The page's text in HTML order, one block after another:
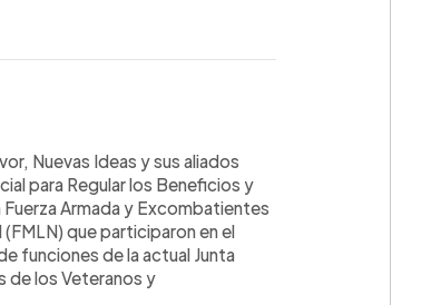
Nuevas Ideas y sus aliados
para Regular los Beneficios y
Armada y Excombatientes
que participaron en el
funciones de la actual Junta
de los Veteranos y